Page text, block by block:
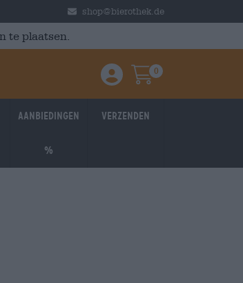
shop@bierothek.de
te plaatsen.
Einloggen / Anmelden
Warenkorb
0
Aanbiedingen
%
Verzenden